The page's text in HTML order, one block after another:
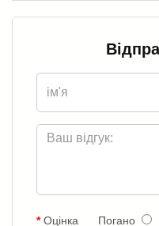
Оцінка Погано